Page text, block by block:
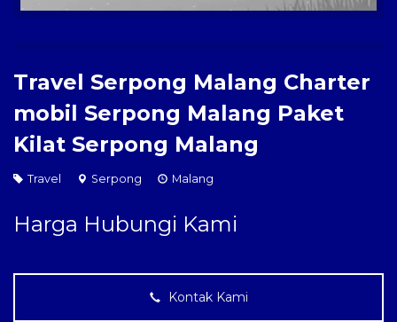
Travel Serpong Malang Charter
mobil Serpong Malang Paket
Kilat Serpong Malang
Travel Serpong Malang
Harga Hubungi Kami
Kontak Kami